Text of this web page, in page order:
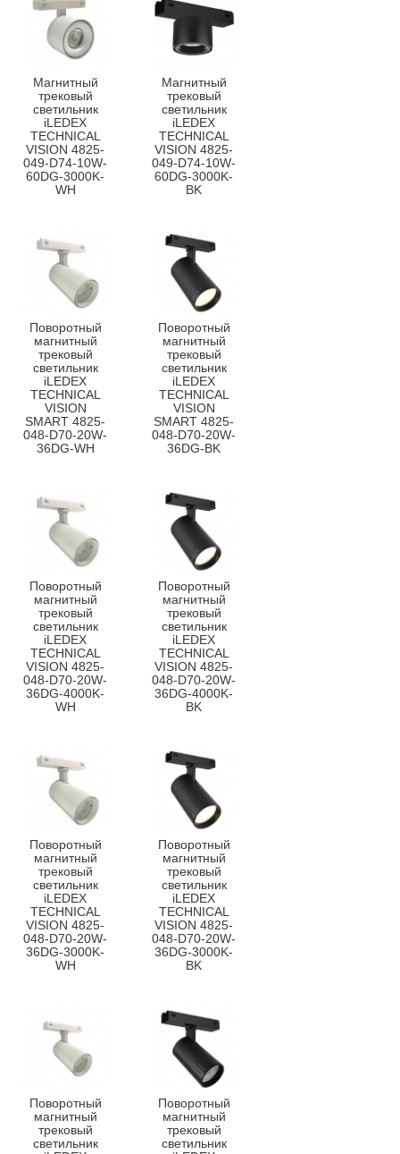
Магнитный
трековый
светильник
iLEDEX
TECHNICAL
VISION 4825-
049-D74-10W-
60DG-3000K-
WH
Магнитный
трековый
светильник
iLEDEX
TECHNICAL
VISION 4825-
049-D74-10W-
60DG-3000K-
BK
Поворотный
магнитный
трековый
светильник
iLEDEX
TECHNICAL
VISION
SMART 4825-
048-D70-20W-
36DG-WH
Поворотный
магнитный
трековый
светильник
iLEDEX
TECHNICAL
VISION
SMART 4825-
048-D70-20W-
36DG-BK
Поворотный
магнитный
трековый
светильник
iLEDEX
TECHNICAL
VISION 4825-
048-D70-20W-
36DG-4000K-
WH
Поворотный
магнитный
трековый
светильник
iLEDEX
TECHNICAL
VISION 4825-
048-D70-20W-
36DG-4000K-
BK
Поворотный
магнитный
трековый
светильник
iLEDEX
TECHNICAL
VISION 4825-
048-D70-20W-
36DG-3000K-
WH
Поворотный
магнитный
трековый
светильник
iLEDEX
TECHNICAL
VISION 4825-
048-D70-20W-
36DG-3000K-
BK
Поворотный
магнитный
трековый
светильник
Поворотный
магнитный
трековый
светильник